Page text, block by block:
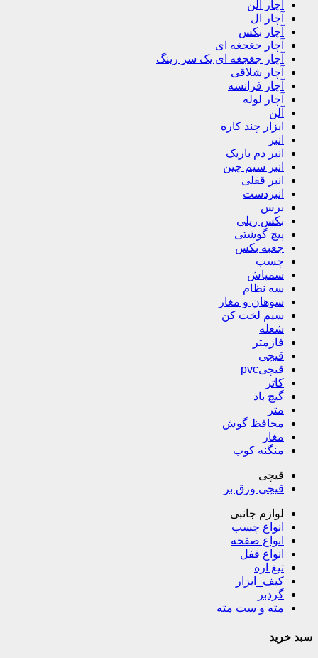
آچار آلن
آچار ال
آچار بکس
آچار جغجغه ای
آچار جغجغه ای یک سر رینگ
آچار شلاقی
آچار فرانسه
آچار لوله
آلن
ابزار چند کاره
انبر
انبر دم باریک
انبر سیم چین
انبر قفلی
انبردست
برس
بکس ریلی
پیچ گوشتی
جعبه بکس
چسب
سمپاش
سه نظام
سوهان و مغار
سیم لخت کن
شعله
فازمتر
قیچی
قیچیpvc
کاتر
گیچ باد
متر
محافظ گوش
مغار
منگنه کوب
قیچی
قیچی ورق بر
لوازم جانبی
انواع چسب
انواع صفحه
انواع قفل
تیغ اره
کیف_ابزار
گردبر
مته و ست مته
سبد خرید